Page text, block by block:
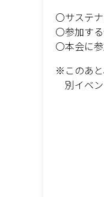
〇サステ
〇参加す
〇本会に
※このあと
別イベン